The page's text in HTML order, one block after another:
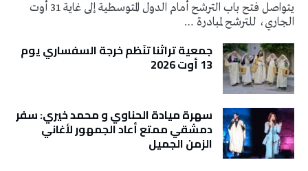
يتواصل فتح باب الترشح أمام الدول المتوسطية إلى غاية 31 أوت
الجاري، للترشح لمبادرة …
جمعية تراثنا تنَظم خرجة السفساري يوم
13 أوت 2026
سهرة ميادة الحناوي و محمد خيري: سفر
دمشقي ممتع أعاد الجمهور لأغاني
الزمن الجميل